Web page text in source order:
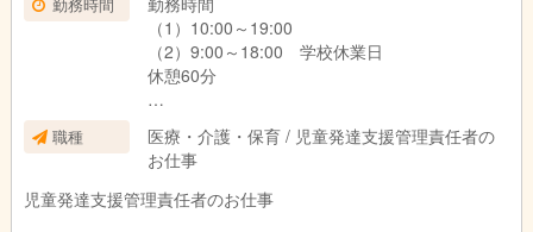
（1）10:00～19:00
（2）9:00～18:00 学校休業日
休憩60分
（1）13：30～17：30
（2）10：00～16：00 学校休業日
職種
医療・介護・保育 / 児童発達支援管理責任者の
お仕事
児童発達支援管理責任者のお仕事